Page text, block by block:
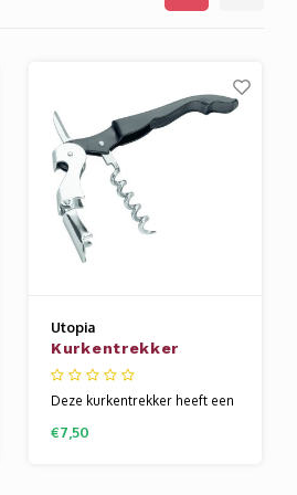
Utopia
Kurkentrekker
Deze kurkentrekker heeft een
zeer geliefd. De
€7,50